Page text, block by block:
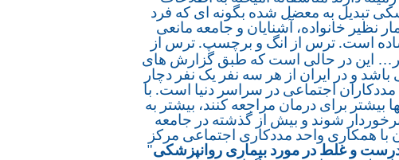
تبدیل به معضل شده بگونه ای که فرد
نظیر خانواده، آشنایان و جامعه مانعی
ساده است. ترس از انگ و برچسپ. ترس از
… این در حالی است که طبق گزارش های
باشد و در ایران از هر سه نفر یک نفر دچار
اجتماعی در سراسر دنیا است. با
برای درمان مراجعه کنند، بیشتر به
شوند و بیش از گذشته در جامعه
با همکاری واحد مددکاری اجتماعی مرکز
و غلط در مورد بیماری روانپزشکی"